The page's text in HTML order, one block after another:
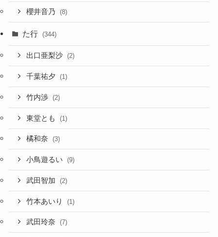
櫻井音乃 (8)
た行 (344)
出口亜梨沙 (2)
千葉祐夕 (1)
竹内渉 (2)
東堂とも (1)
橘和奈 (3)
小鳥遊るい (9)
武田智加 (2)
竹本あいり (1)
武田玲奈 (7)